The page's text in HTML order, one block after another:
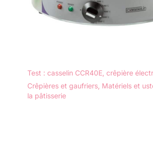
Test : casselin CCR40E, crêpière
Crêpières et gaufriers Matériels et
la pâtisserie